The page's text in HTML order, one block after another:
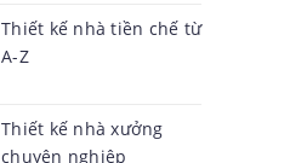
Thiết kế nhà tiền chế từ
A-Z
Thiết kế nhà xưởng
chuyên nghiệp